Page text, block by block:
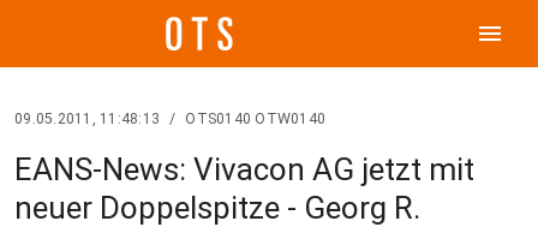
menu
09.05.2011, 11:48:13 / OTS0140 OTW0140
EANS-News: Vivacon AG jetzt mit
neuer Doppelspitze - Georg R.